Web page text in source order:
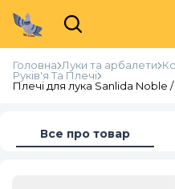
Головна Луки та арбалети
Руків'я Та Плечі
Плечі для лука Sanlida Noble
Все про товар